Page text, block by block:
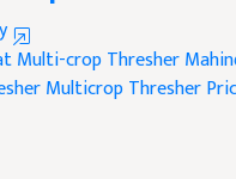
Multi-crop Thresher
Multicrop Thresher